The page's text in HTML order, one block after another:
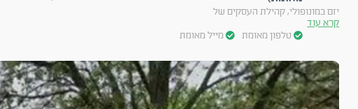
יזם במונופולי, קהילת העסקים של
קרא עוד
טלפון מאומת
מייל מאומת